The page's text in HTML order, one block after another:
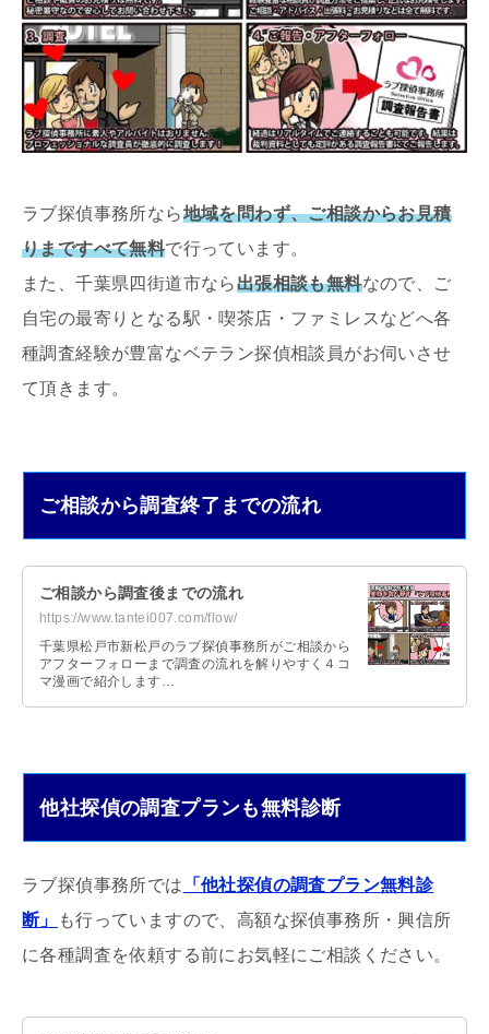
ラブ探偵事務所なら地域を問わず、ご相談からお見積
りまですべて無料で行っています。
また、千葉県四街道市なら出張相談も無料なので、ご
自宅の最寄りとなる駅・喫茶店・ファミレスなどへ各
種調査経験が豊富なベテラン探偵相談員がお伺いさせ
て頂きます。
ご相談から調査終了までの流れ
ご相談から調査後までの流れ
https://www.tantei007.com/flow/
千葉県松戸市新松戸のラブ探偵事務所がご相談から
アフターフォローまで調査の流れを解りやすく４コ
マ漫画で紹介します…
他社探偵の調査プランも無料診断
ラブ探偵事務所では 「他社探偵の調査プラン無料診
断」
も行っていますので、高額な探偵事務所・興信所
に各種調査を依頼する前にお気軽にご相談ください。